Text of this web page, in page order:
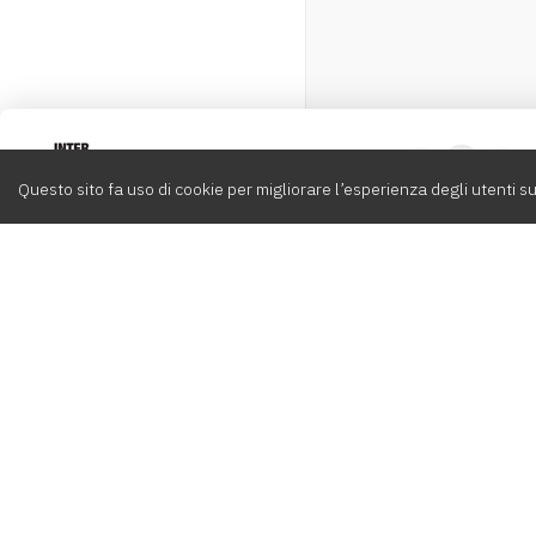
Questo sito fa uso di cookie per migliorare l’esperienza degli utenti